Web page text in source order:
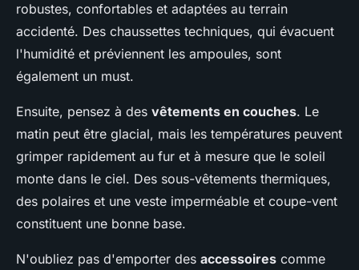
robustes, confortables et adaptées au terrain
accidenté. Des chaussettes techniques, qui évacuent
l'humidité et préviennent les ampoules, sont
également un must.
Ensuite, pensez à des vêtements en couches. Le
matin peut être glacial, mais les températures peuvent
grimper rapidement au fur et à mesure que le soleil
monte dans le ciel. Des sous-vêtements thermiques,
des polaires et une veste imperméable et coupe-vent
constituent une bonne base.
N'oubliez pas d'emporter des accessoires comme